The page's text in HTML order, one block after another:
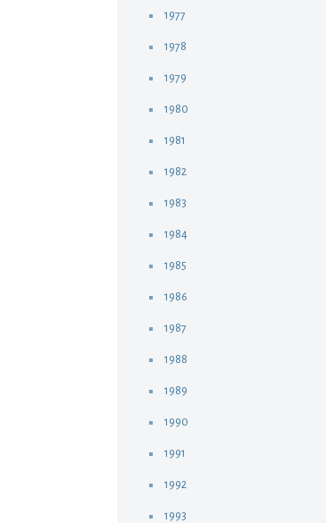
1977
1978
1979
1980
1981
1982
1983
1984
1985
1986
1987
1988
1989
1990
1991
1992
1993